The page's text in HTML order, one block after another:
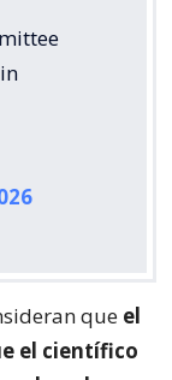
que el
el científico